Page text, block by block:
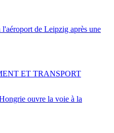
de Leipzig après une
ouvre la voie à la
ET TRANSPORT